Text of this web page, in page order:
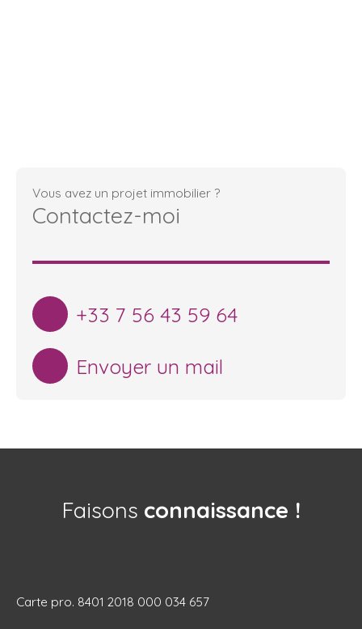
Vous avez un projet immobilier ?
Contactez-moi
+33 7 56 43 59 64
Envoyer un mail
Faisons connaissance !
Carte pro. 8401 2018 000 034 657